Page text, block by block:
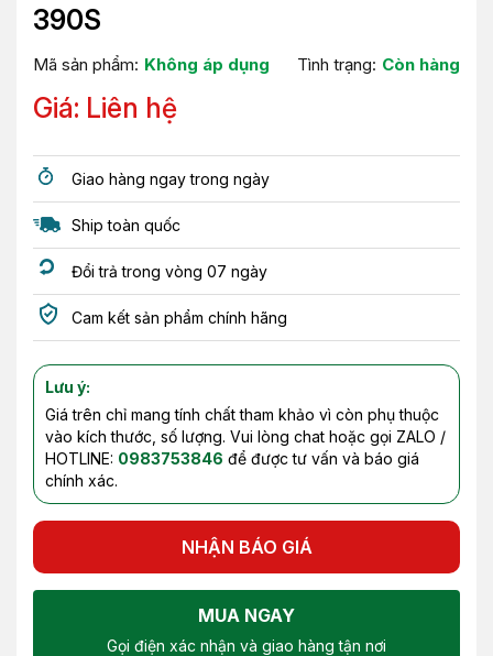
390S
Mã sản phẩm: Không áp dụng Tình trạng: Còn hàng
Giá: Liên hệ
Giao hàng ngay trong ngày
Ship toàn quốc
Đổi trả trong vòng 07 ngày
Cam kết sản phẩm chính hãng
Lưu ý:
Giá trên chỉ mang tính chất tham khảo vì còn phụ thuộc
vào kích thước, số lượng. Vui lòng chat hoặc gọi ZALO /
HOTLINE: 0983753846 để được tư vấn và báo giá
chính xác.
NHẬN BÁO GIÁ
MUA NGAY
Gọi điện xác nhận và giao hàng tận nơi